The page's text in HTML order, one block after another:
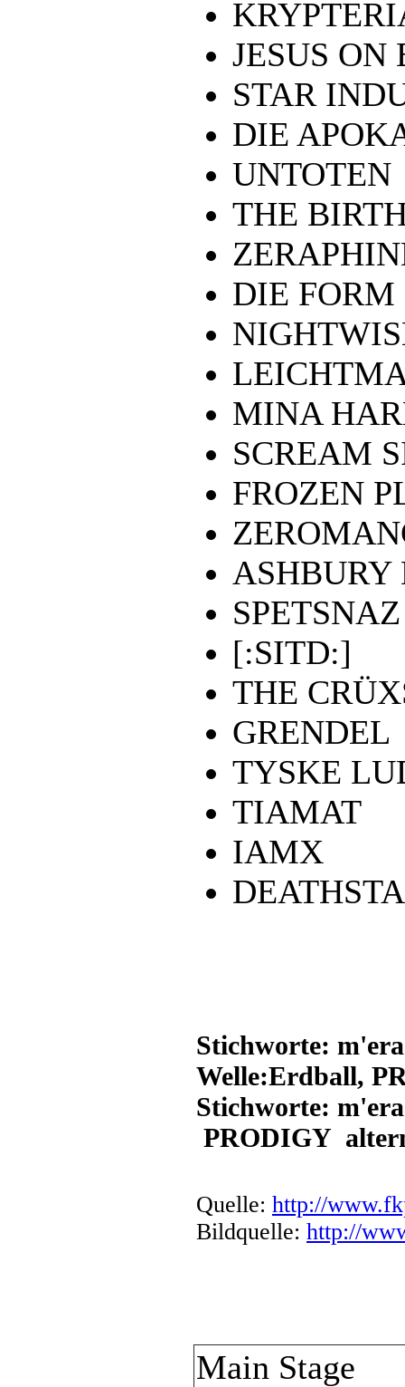
JESUS ON
STAR
DIE
UNTOTEN
THE
DIE FORM
MINA
SCREAM
FROZEN
ASHBURY
SPETSNAZ
[:SITD:]
THE
GRENDEL
TYSKE
TIAMAT
IAMX
Stichworte:
Welle:Erdball,
Stichworte:
PRODIGY
Quelle: http://
Bildquelle: http://
Main Stage